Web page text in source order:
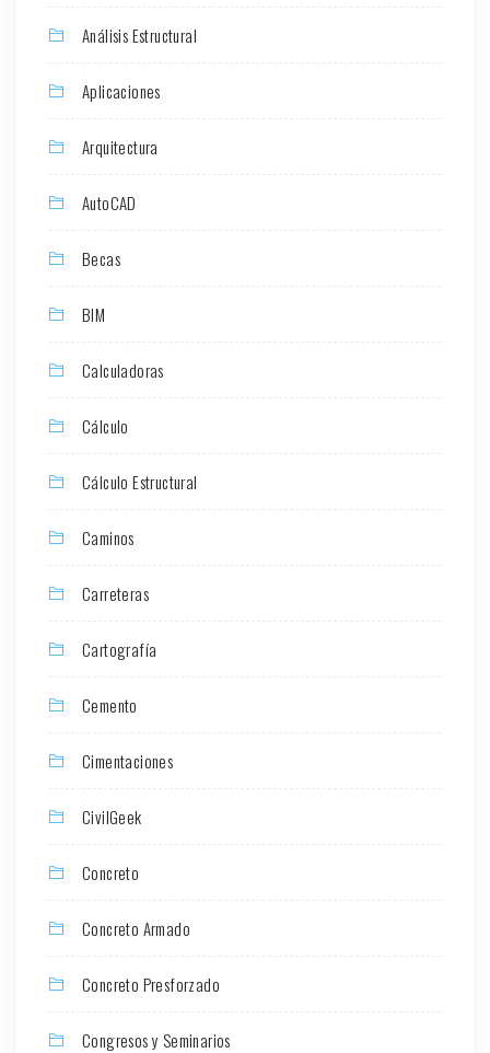
Análisis Estructural
Aplicaciones
Arquitectura
AutoCAD
Becas
BIM
Calculadoras
Cálculo
Cálculo Estructural
Caminos
Carreteras
Cartografía
Cemento
Cimentaciones
CivilGeek
Concreto
Concreto Armado
Concreto Presforzado
Congresos y Seminarios